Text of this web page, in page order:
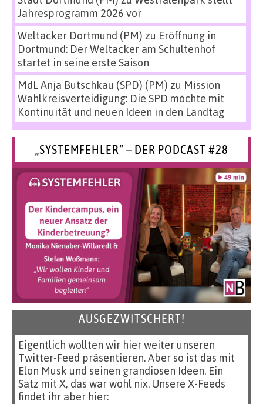
Jahresprogramm 2026 vor
Weltacker Dortmund (PM) zu Eröffnung in
Dortmund: Der Weltacker am Schultenhof
startet in seine erste Saison
MdL Anja Butschkau (SPD) (PM) zu Mission
Wahlkreisverteidigung: Die SPD möchte mit
Kontinuität und neuen Ideen in den Landtag
„SYSTEMFEHLER“ – DER PODCAST #28
AUSGEZWITSCHERT!
Eigentlich wollten wir hier weiter unseren
Twitter-Feed präsentieren. Aber so ist das mit
Elon Musk und seinen grandiosen Ideen. Ein
Satz mit X, das war wohl nix. Unsere X-Feeds
findet ihr aber hier: